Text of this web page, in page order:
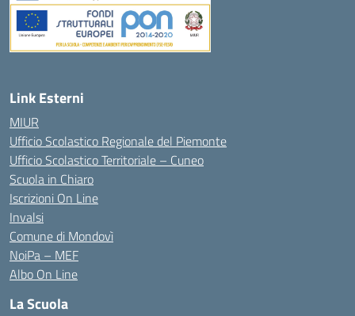
Link Esterni
MIUR
Ufficio Scolastico Regionale del Piemonte
Ufficio Scolastico Territoriale – Cuneo
Scuola in Chiaro
Iscrizioni On Line
Invalsi
Comune di Mondovì
NoiPa – MEF
Albo On Line
La Scuola